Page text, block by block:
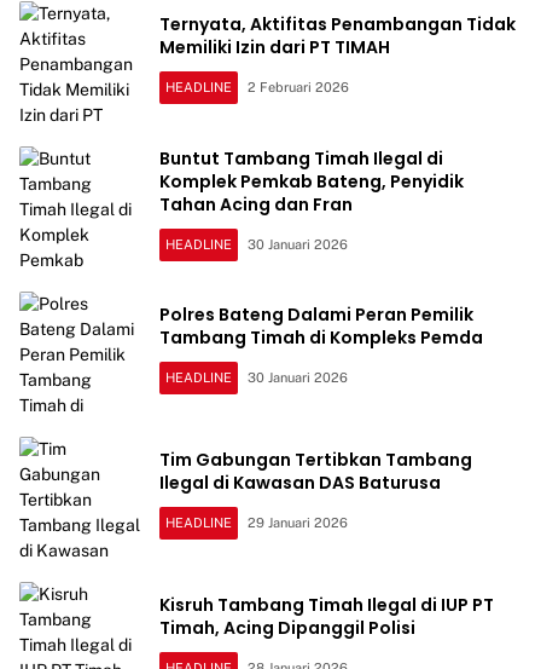
Ternyata, Aktifitas Penambangan Tidak
Memiliki Izin dari PT TIMAH
HEADLINE 2 Februari 2026
Buntut Tambang Timah Ilegal di
Komplek Pemkab Bateng, Penyidik
Tahan Acing dan Fran
HEADLINE 30 Januari 2026
Polres Bateng Dalami Peran Pemilik
Tambang Timah di Kompleks Pemda
HEADLINE 30 Januari 2026
Tim Gabungan Tertibkan Tambang
Ilegal di Kawasan DAS Baturusa
HEADLINE 29 Januari 2026
Kisruh Tambang Timah Ilegal di IUP PT
Timah, Acing Dipanggil Polisi